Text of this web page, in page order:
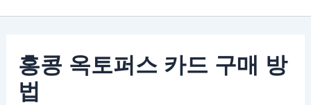
홍콩 옥토퍼스 카드 구매 방
법